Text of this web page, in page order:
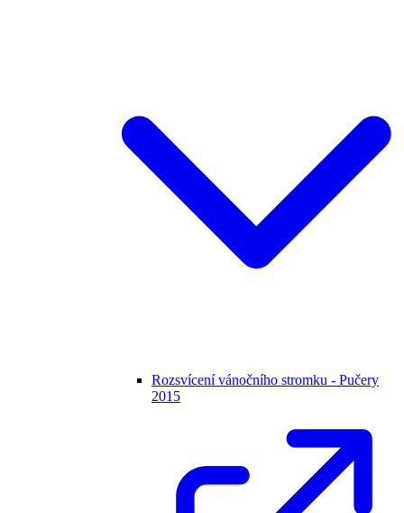
Rozsvícení vánočního stromku - Pučery
2015